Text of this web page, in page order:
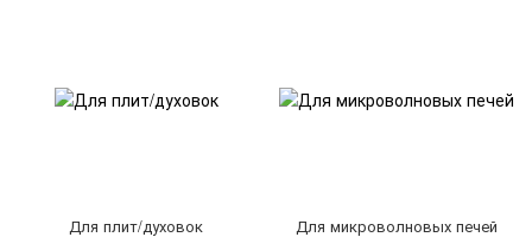
Для плит/духовок Для микроволновых печей